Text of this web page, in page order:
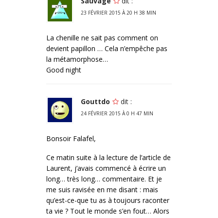
23 FÉVRIER 2015 À 20 H 38 MIN
La chenille ne sait pas comment on
devient papillon … Cela n’empêche pas
la métamorphose…
Good night
Gouttdo dit :
24 FÉVRIER 2015 À 0 H 47 MIN
Bonsoir Falafel,
Ce matin suite à la lecture de l’article de
Laurent, j’avais commencé à écrire un
long… très long… commentaire. Et je
me suis ravisée en me disant : mais
qu’est-ce-que tu as à toujours raconter
ta vie ? Tout le monde s’en fout… Alors